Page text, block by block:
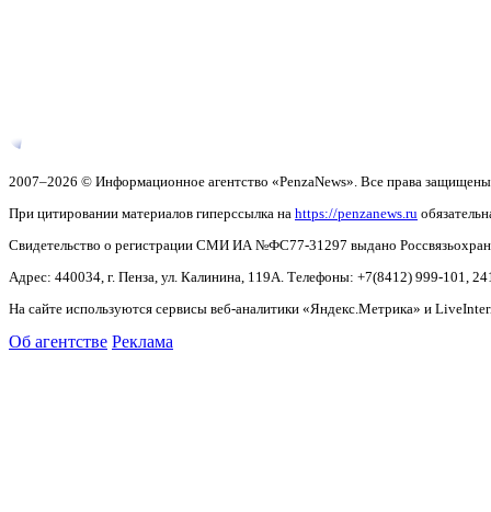
2007–2026 © Информационное агентство «PenzaNews». Все права
При цитировании материалов гиперссылка на https://penzanews.ru
Свидетельство о регистрации СМИ ИА №ФС77-31297 выдано
Адрес: 440034, г. Пенза, ул. Калинина, 119А. Телефоны: +7(8412) 999-101,
На сайте используются сервисы веб-аналитики «Яндекс.Метрика» и
Об агентстве Реклама